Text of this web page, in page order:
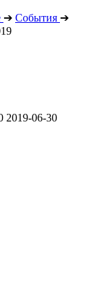
➔ События ➔
2019-06-30